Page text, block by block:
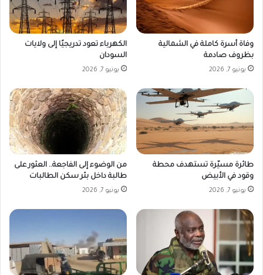
وفاة أسرة كاملة في الشمالية
بظروف صادمة
يونيو 7, 2026
الكهرباء تعود تدريجيًا إلى ولايات
السودان
يونيو 7, 2026
طائرة مسيّرة تستهدف محطة
وقود في الأبيض
يونيو 7, 2026
من الوضوء إلى الفاجعة.. العثور على
طالبة داخل بئر سكن الطالبات
يونيو 7, 2026